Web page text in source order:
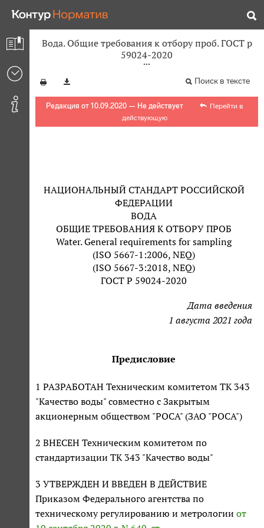
Вода. Общие требования к отбору проб. ГОСТ р
59024-2020
Поиск в тексте
Редакция от 10.09.2020 — Не действует
Перейти в
действующую
НАЦИОНАЛЬНЫЙ СТАНДАРТ РОССИЙСКОЙ
ФЕДЕРАЦИИ
ВОДА
ОБЩИЕ ТРЕБОВАНИЯ К ОТБОРУ ПРОБ
Water. General requirements for sampling
(ISO 5667-1:2006, NEQ)
(ISO 5667-3:2018, NEQ)
ГОСТ Р 59024-2020
Дата введения
1 августа 2021 года
Предисловие
1 РАЗРАБОТАН Техническим комитетом ТК 343
"Качество воды" совместно с Закрытым
акционерным обществом "РОСА" (ЗАО "РОСА")
2 ВНЕСЕН Техническим комитетом по
стандартизации ТК 343 "Качество воды"
3 УТВЕРЖДЕН И ВВЕДЕН В ДЕЙСТВИЕ
Приказом Федерального агентства по
техническому регулированию и метрологии от